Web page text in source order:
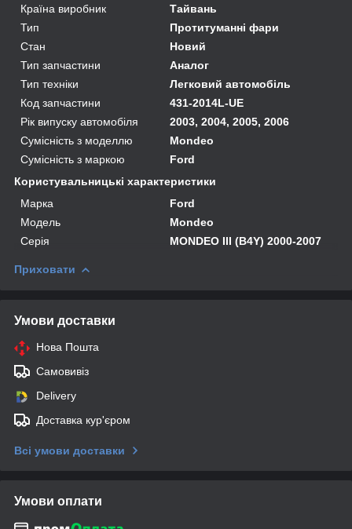
Країна виробник
Тайвань
Тип
Протитуманні фари
Стан
Новий
Тип запчастини
Аналог
Тип техніки
Легковий автомобіль
Код запчастини
431-2014L-UE
Рік випуску автомобіля
2003, 2004, 2005, 2006
Сумісність з моделлю
Mondeo
Сумісність з маркою
Ford
Користувальницькі характеристики
Марка
Ford
Модель
Mondeo
Серія
MONDEO III (B4Y) 2000-2007
Приховати
Умови доставки
Нова Пошта
Самовивіз
Delivery
Доставка кур'єром
Всі умови доставки
Умови оплати